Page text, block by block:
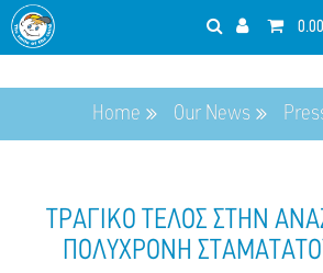
Home Our News
ΤΡΑΓΙΚΟ ΤΕΛΟΣ ΣΤΗΝ
ΠΟΛΥΧΡΟΝΗ